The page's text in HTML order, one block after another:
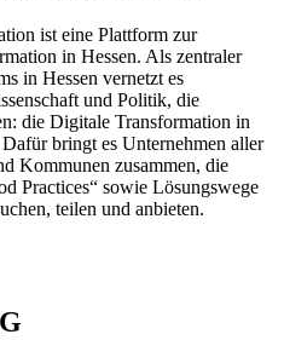
ist eine Plattform zur
in Hessen. Als zentraler
in Hessen vernetzt es
und Politik, die
die Digitale Transformation in
bringt es Unternehmen aller
Kommunen zusammen, die
Practices“ sowie Lösungswege
teilen und anbieten.